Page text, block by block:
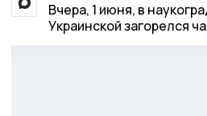
Вчера, 1 июня, в
Украинской загорелся